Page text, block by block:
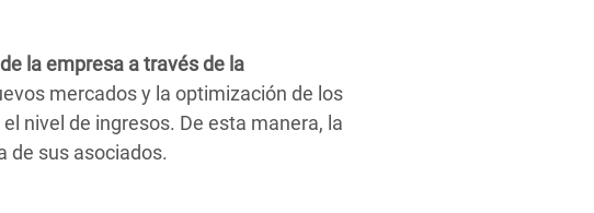
la empresa a través de la
mercados y la optimización de los
nivel de ingresos. De esta manera, la
de sus asociados.